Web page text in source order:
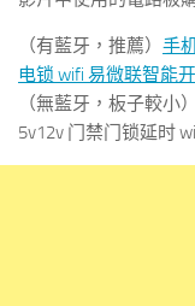
（有藍牙，推薦） 手
电锁 wifi 易微联智能
（無藍牙，板子較小
5v12v 门禁门锁延时